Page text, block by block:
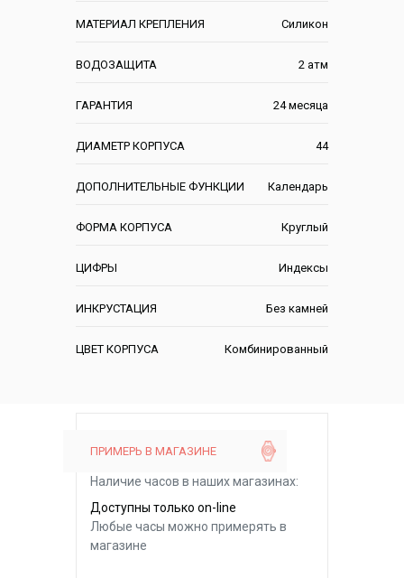
МАТЕРИАЛ КРЕПЛЕНИЯ Силикон
ВОДОЗАЩИТА 2 атм
ГАРАНТИЯ 24 месяца
ДИАМЕТР КОРПУСА 44
ДОПОЛНИТЕЛЬНЫЕ ФУНКЦИИ Календарь
ФОРМА КОРПУСА Круглый
ЦИФРЫ Индексы
ИНКРУСТАЦИЯ Без камней
ЦВЕТ КОРПУСА Комбинированный
ПРИМЕРЬ В МАГАЗИНЕ
Наличие часов в наших магазинах:
Доступны только on-line
Любые часы можно примерять в
магазине